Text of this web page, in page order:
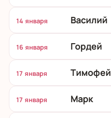
14 января Василий
16 января Гордей
17 января Тимофей
17 января Марк